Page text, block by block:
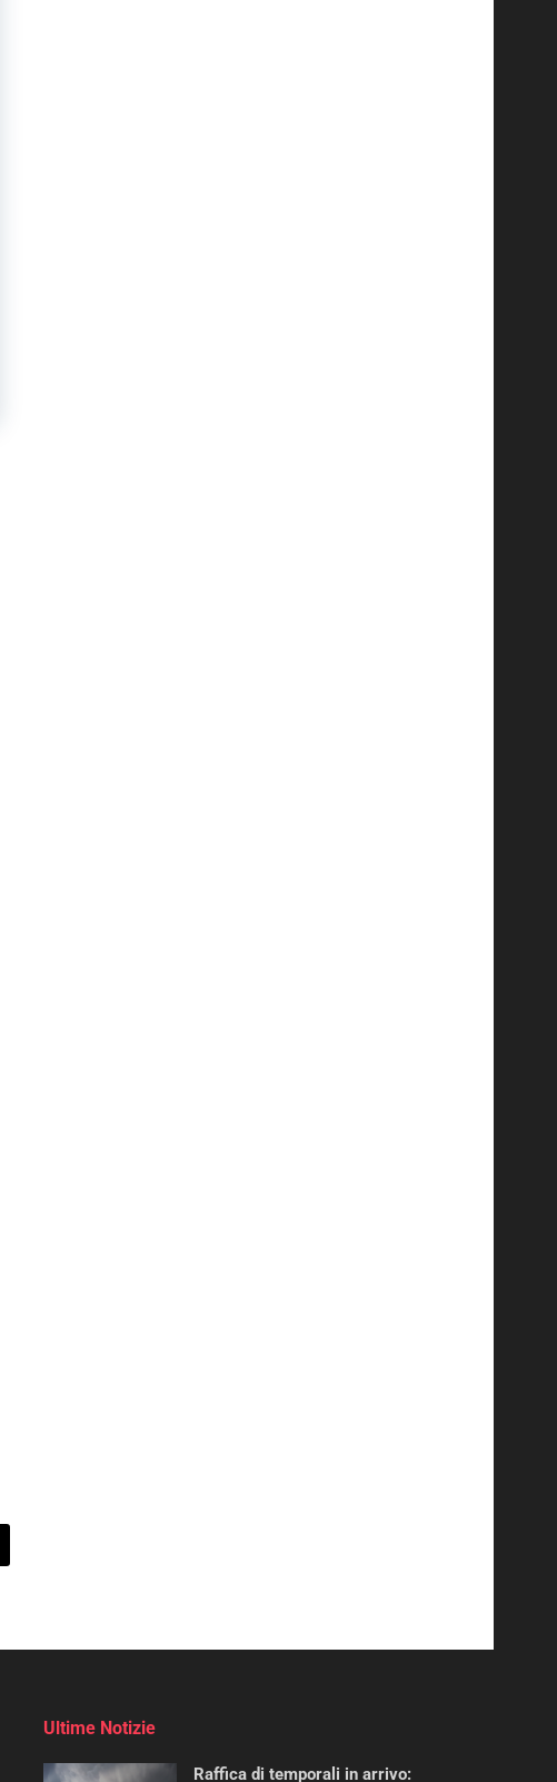
Ultime Notizie
Raffica di temporali in arrivo: